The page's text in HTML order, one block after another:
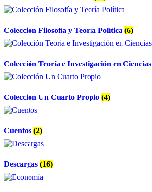
Colección Filosofía y Teoría Política (6)
Colección Teoría e Investigación en Ciencias
Colección Un Cuarto Propio (4)
Cuentos (2)
Descargas (16)